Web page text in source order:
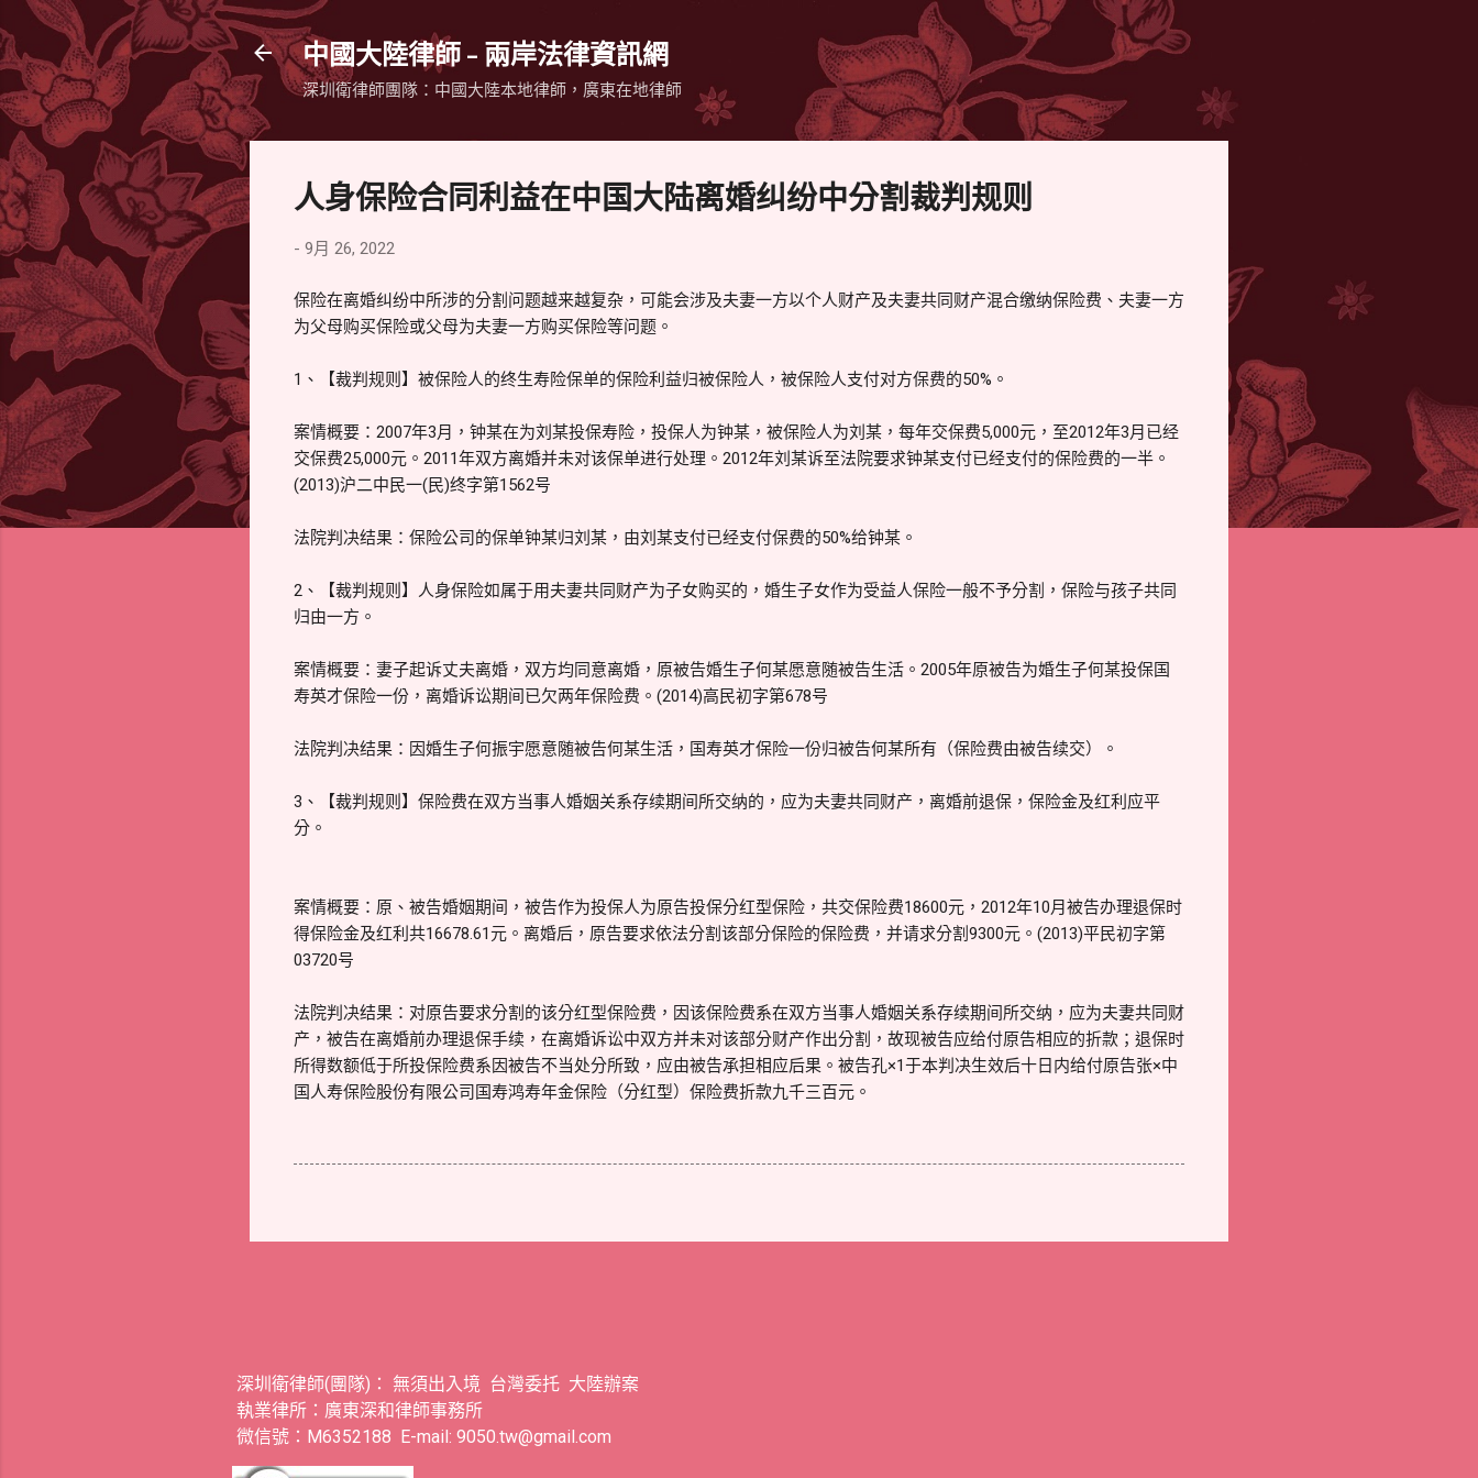
中國大陸律師 - 兩岸法律資訊網
深圳衛律師團隊：中國大陸本地律師，廣東在地律師
人身保险合同利益在中国大陆离婚纠纷中分割裁判规则
- 9月 26, 2022
保险在离婚纠纷中所涉的分割问题越来越复杂，可能会涉及夫妻一方以个人财产及夫妻共同财产混合缴纳保险费、夫妻一方
为父母购买保险或父母为夫妻一方购买保险等问题。
1、【裁判规则】被保险人的终生寿险保单的保险利益归被保险人，被保险人支付对方保费的50%。
案情概要：2007年3月，钟某在为刘某投保寿险，投保人为钟某，被保险人为刘某，每年交保费5,000元，至2012年3月已经
交保费25,000元。2011年双方离婚并未对该保单进行处理。2012年刘某诉至法院要求钟某支付已经支付的保险费的一半。
(2013)沪二中民一(民)终字第1562号
法院判决结果：保险公司的保单钟某归刘某，由刘某支付已经支付保费的50%给钟某。
2、【裁判规则】人身保险如属于用夫妻共同财产为子女购买的，婚生子女作为受益人保险一般不予分割，保险与孩子共同
归由一方。
案情概要：妻子起诉丈夫离婚，双方均同意离婚，原被告婚生子何某愿意随被告生活。2005年原被告为婚生子何某投保国
寿英才保险一份，离婚诉讼期间已欠两年保险费。(2014)高民初字第678号
法院判决结果：因婚生子何振宇愿意随被告何某生活，国寿英才保险一份归被告何某所有（保险费由被告续交）。
3、【裁判规则】保险费在双方当事人婚姻关系存续期间所交纳的，应为夫妻共同财产，离婚前退保，保险金及红利应平
分。
案情概要：原、被告婚姻期间，被告作为投保人为原告投保分红型保险，共交保险费18600元，2012年10月被告办理退保时
得保险金及红利共16678.61元。离婚后，原告要求依法分割该部分保险的保险费，并请求分割9300元。(2013)平民初字第
03720号
法院判决结果：对原告要求分割的该分红型保险费，因该保险费系在双方当事人婚姻关系存续期间所交纳，应为夫妻共同财
产，被告在离婚前办理退保手续，在离婚诉讼中双方并未对该部分财产作出分割，故现被告应给付原告相应的折款；退保时
所得数额低于所投保险费系因被告不当处分所致，应由被告承担相应后果。被告孔×1于本判决生效后十日内给付原告张×中
国人寿保险股份有限公司国寿鸿寿年金保险（分红型）保险费折款九千三百元。
深圳衛律師(團隊)： 無須出入境 台灣委托 大陸辦案
執業律所：廣東深和律師事務所
微信號：M6352188 E-mail: 9050.tw@gmail.com